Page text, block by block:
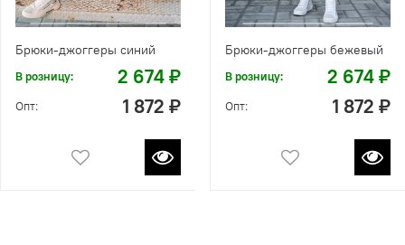
Брюки-джоггеры синий
В розницу: 2 674 ₽
Опт: 1 872 ₽
Брюки-джоггеры бежевый
В розницу: 2 674 ₽
Опт: 1 872 ₽